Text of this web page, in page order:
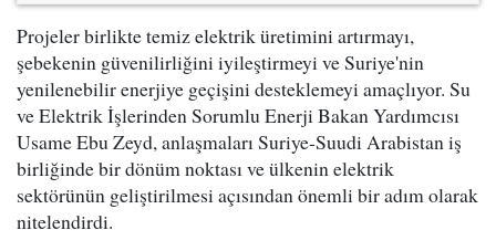
Projeler birlikte temiz elektrik üretimini artırmayı,
şebekenin güvenilirliğini iyileştirmeyi ve Suriye'nin
yenilenebilir enerjiye geçişini desteklemeyi amaçlıyor. Su
ve Elektrik İşlerinden Sorumlu Enerji Bakan Yardımcısı
Usame Ebu Zeyd, anlaşmaları Suriye-Suudi Arabistan iş
birliğinde bir dönüm noktası ve ülkenin elektrik
sektörünün geliştirilmesi açısından önemli bir adım olarak
nitelendirdi.